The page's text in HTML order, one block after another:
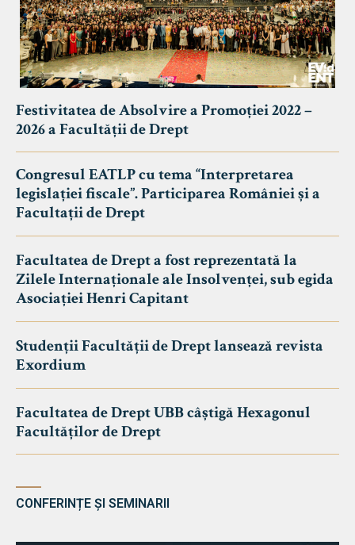
Festivitatea de Absolvire a Promoției 2022 –
2026 a Facultății de Drept
Congresul EATLP cu tema “Interpretarea
legislației fiscale”. Participarea României și a
Facultații de Drept
Facultatea de Drept a fost reprezentată la
Zilele Internaționale ale Insolvenței, sub egida
Asociației Henri Capitant
Studenții Facultății de Drept lansează revista
Exordium
Facultatea de Drept UBB câștigă Hexagonul
Facultăților de Drept
CONFERINȚE ȘI SEMINARII